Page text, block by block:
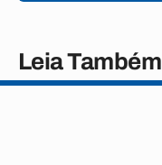
Leia Também